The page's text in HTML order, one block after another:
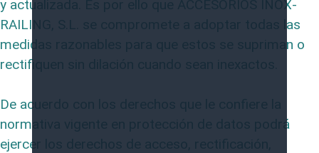
y actualizada. Es por ello que ACCESORIOS INOX-
RAILING, S.L. se compromete a adoptar todas las
medidas razonables para que estos se supriman o
rectifiquen sin dilación cuando sean inexactos.
De acuerdo con los derechos que le confiere la
normativa vigente en protección de datos podrá
ejercer los derechos de acceso, rectificación,